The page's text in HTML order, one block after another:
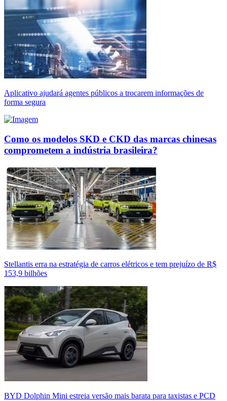
Aplicativo ajudará agentes públicos a trocarem informações de
forma segura
Como os modelos SKD e CKD das marcas chinesas
comprometem a indústria brasileira?
Stellantis erra na estratégia de carros elétricos e tem prejuízo de R$
153,9 bilhões
BYD Dolphin Mini estreia versão mais barata para taxistas e PCD